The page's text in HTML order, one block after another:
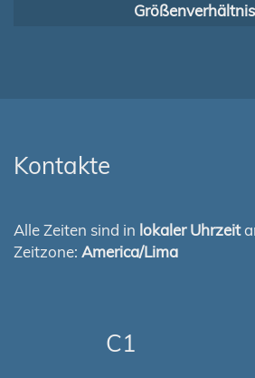
Kontakte
Alle Zeiten sind in lokaler Uhrzeit
Zeitzone: America/Lima
C1